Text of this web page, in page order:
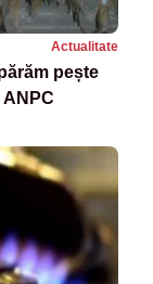
Actualitate
pește